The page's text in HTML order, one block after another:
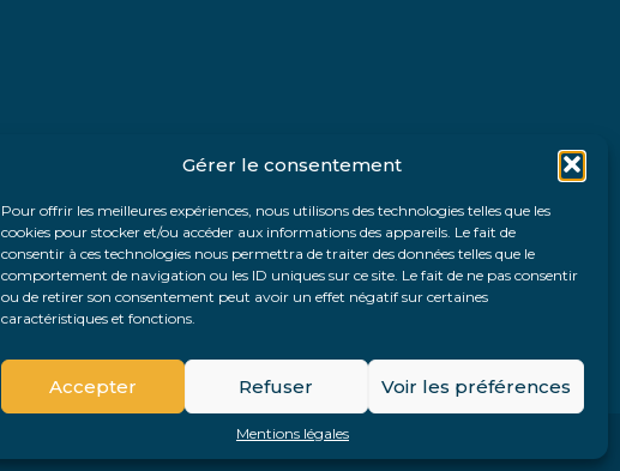
Gérer le consentement
Pour offrir les meilleures expériences, nous utilisons des technologies telles que les
cookies pour stocker et/ou accéder aux informations des appareils. Le fait de
consentir à ces technologies nous permettra de traiter des données telles que le
comportement de navigation ou les ID uniques sur ce site. Le fait de ne pas consentir
ou de retirer son consentement peut avoir un effet négatif sur certaines
caractéristiques et fonctions.
Accepter Refuser Voir les préférences
Mentions légales